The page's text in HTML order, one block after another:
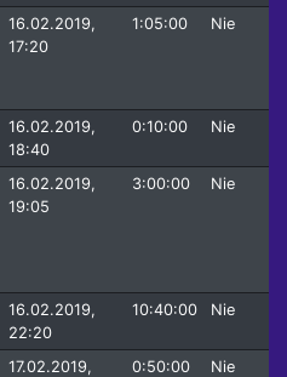
16.02.2019,
17:20
1:05:00 Nie
16.02.2019,
18:40
0:10:00 Nie
16.02.2019,
19:05
3:00:00 Nie
16.02.2019,
22:20
10:40:00 Nie
17.02.2019,
0:50:00 Nie